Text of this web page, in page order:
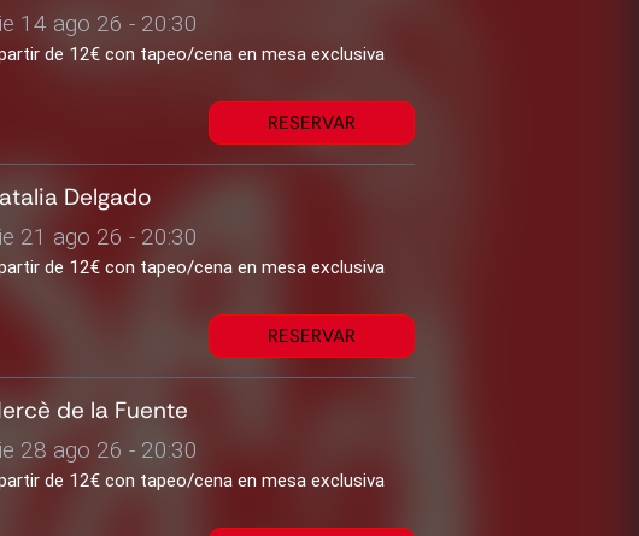
14 ago 26 - 20:30
de 12€ con tapeo/cena en mesa exclusiva
RESERVAR
Delgado
21 ago 26 - 20:30
de 12€ con tapeo/cena en mesa exclusiva
RESERVAR
de la Fuente
28 ago 26 - 20:30
de 12€ con tapeo/cena en mesa exclusiva